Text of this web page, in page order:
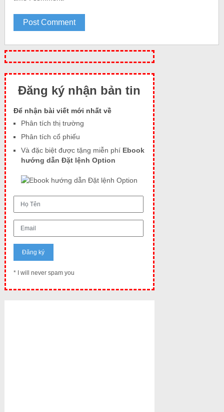
Đăng ký nhận bản tin
Để nhận bài viết mới nhất về
Phân tích thị trường
Phân tích cổ phiếu
Và đặc biệt được tặng miễn phí Ebook
hướng dẫn Đặt lệnh Option
* I will never spam you